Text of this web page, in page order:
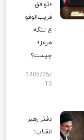
«توافق
قریب‌الوقو
ع تنگه
هرمز»
چیست؟
1405/05/
13
دفتر رهبر
انقلاب: